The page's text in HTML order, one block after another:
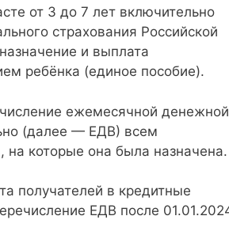
от 3 до 7 лет включительно
страхования Российской
и выплата
ребёнка (единое пособие).
ежемесячной денежной
(далее — ЕДВ) всем
на которые она была назначена.
получателей в кредитные
ЕДВ после